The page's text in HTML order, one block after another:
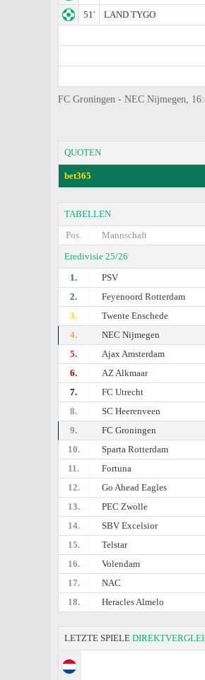
51'
LAND TYGO
FC Groningen - NEC Nijmegen,
QUOTEN
bet365
TABELLEN
Pos.
Mannschaft
Eredivisie 25/26
1.
PSV
2.
Feyenoord Rotterdam
3.
Twente Enschede
4.
NEC Nijmegen
5.
Ajax Amsterdam
6.
AZ Alkmaar
7.
FC Utrecht
8.
SC Heerenveen
9.
FC Groningen
10.
Sparta Rotterdam
11.
Fortuna
12.
Go Ahead Eagles
13.
PEC Zwolle
14.
SBV Excelsior
15.
Telstar
16.
Volendam
17.
NAC
18.
Heracles Almelo
LETZTE SPIELE